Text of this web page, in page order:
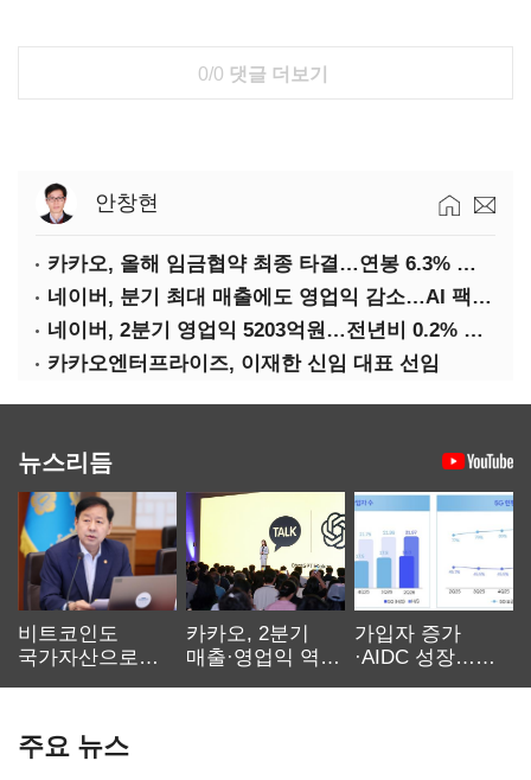
0/0 댓글 더보기
안창현
카카오, 올해 임금협약 최종 타결…연봉 6.3% 인상·격려금 300만원
네이버, 분기 최대 매출에도 영업익 감소…AI 팩토리 속도
네이버, 2분기 영업익 5203억원…전년비 0.2% 감소
카카오엔터프라이즈, 이재한 신임 대표 선임
뉴스리듬
비트코인도
국가자산으로…'
카카오, 2분기
매출·영업익 역대
가입자 증가
·AIDC 성장…
주요 뉴스